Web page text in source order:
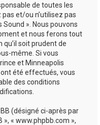
de toutes les
et/ou n’utilisez pas
». Nous pouvons
et nous ferons tout
soit prudent de
même. Si vous
et Minneapolis
été effectués, vous
des conditions
(désigné ci-après par
», « www.phpbb.com »,